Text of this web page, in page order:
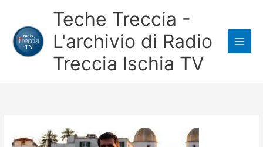
contenuto
Teche Treccia -
L'archivio di Radio
Treccia Ischia TV